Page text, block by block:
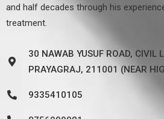
and half decades through his
treatment.
30 NAWAB YUSUF ROAD, CIVIL
PRAYAGRAJ, 211001 (NEAR
9335410105